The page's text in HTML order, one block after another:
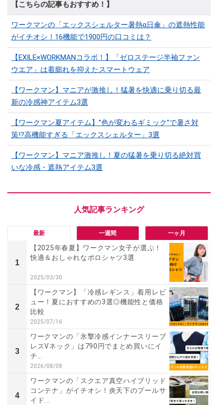
【こちらの記事もおすすめ！】
ワークマンの「エックスシェルター暑熱α日傘」の遮熱性能
がイチオシ！16機能で1900円の口コミは？
【EXILE×WORKMANコラボ！】「ゼロステージ半袖ファン
ウエア」は着膨れを抑えたスマートウェア
【ワークマン】マニアが激推し！猛暑を快適に乗り切る最
新の冷感神アイテム3選
【ワークマン夏アイテム】”色が変わるギミック”で暑さ対
策!?高機能すぎる「エックスシェルター」3選
【ワークマン】マニア激推し！夏の猛暑を乗り切る絶対買
いな冷感・遮熱アイテム3選
最新 一週間 一ヶ月
1
【2025年春夏】ワークマン女子が選ぶ！
快適＆おしゃれなポロシャツ3選
2025/03/30
2
【ワークマン】「冷感レギンス」着用レビ
ュー！夏におすすめの3選◎機能性と価格
比較
2025/07/16
3
ワークマンの「氷撃冷感インナースリーブ
レスVネック」は790円でまとめ買いにイ
チ...
2026/08/08
4
ワークマンの「スクエア真空ハイブリッド
コンテナ」がイチオシ！炎天下のプールサ
イド...